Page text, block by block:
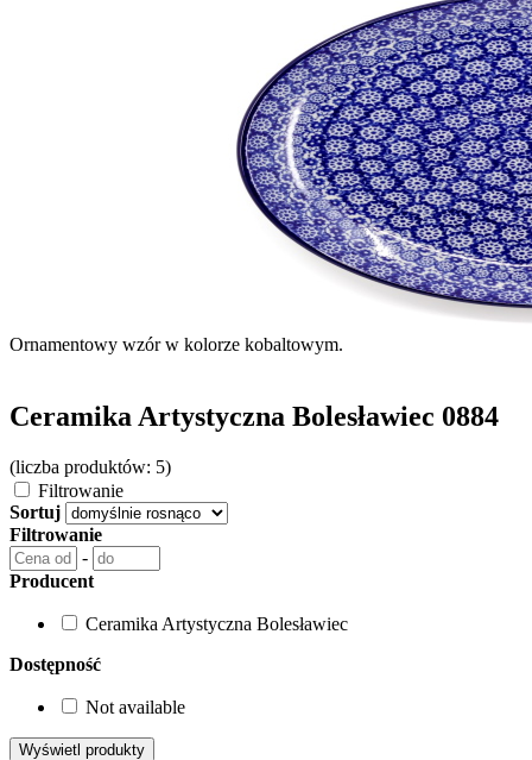
Ornamentowy wzór w kolorze kobaltowym.
Ceramika Artystyczna Bolesławiec 0884
(liczba produktów: 5)
Filtrowanie
Sortuj
Filtrowanie
-
Producent
Ceramika Artystyczna Bolesławiec
Dostępność
Not available